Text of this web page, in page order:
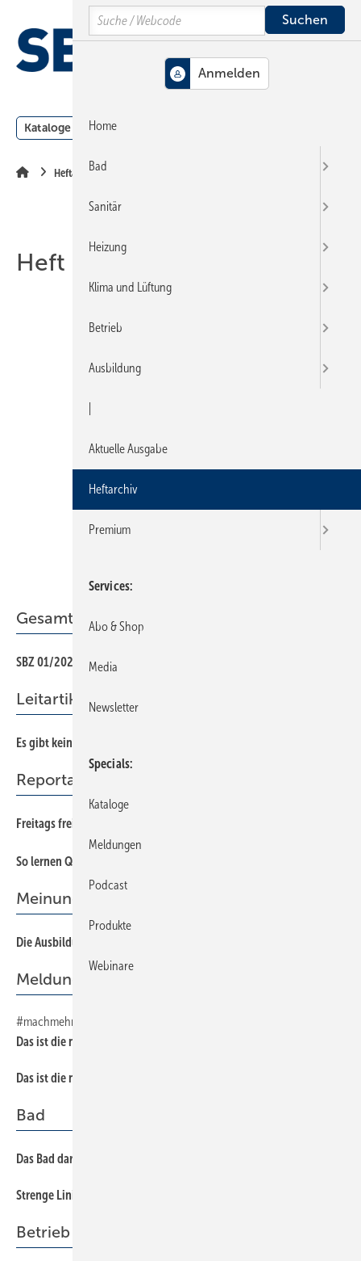
Hauptinhalt
Hauptmenü
SiteSearch
Kataloge Meldungen
Heftarchiv
Heft 01-2023
Gesamt-PDF der Ausgabe
SBZ 01/2023 als PDF
Leitartikel
Es g ibt keinen Mangel an Fachkräften
Reportage
Freitags frei bei gleichem Lohn: Wie geht das?
So lernen Quereinsteiger und Azubis mehr und bes ser
Meinung
Die Ausbildung jetzt anpassen?
Meldungen
#machmehrausdeinerzeit
Das ist die neue SBZ
Das ist die neue SBZ!
Bad
Das Bad darf nicht ins Hintertreffen geraten
Str enge Linienführung als Gestaltungskonzept
Betrieb
Search
Home
Bad
Sanitär
Heizung
Klima und Lüftung
Betrieb
Ausbildung
Aktuelle Ausgabe
Heftarchiv
Premium
Services
Abo & Shop
Media
Newsletter
Specials
Kataloge
Meldungen
Podcast
Produkte
Webinare